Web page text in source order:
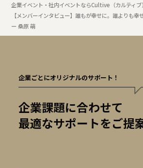
企業イベント・社内イベントならCultive（カルティブ）
【メンバーインタビュー】誰もが幸せに。誰よりも
ー 桑原 萌
企業ごとにオリジナルのサポート！
企業課題に合わせて
最適なサポートをご提